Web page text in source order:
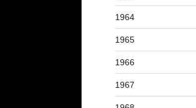
1964
1965
1966
1967